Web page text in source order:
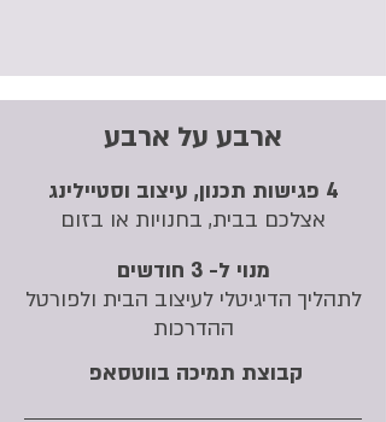
ארבע על ארבע
4 פגישות תכנון, עיצוב וסטיילינג
אצלכם בבית​, בחנויות או בזום
מנוי ל- 3 חודשים
לתהליך הדיגיטלי לעיצוב הבית ולפורטל
ההדרכות
קבוצת תמיכה בווטסאפ